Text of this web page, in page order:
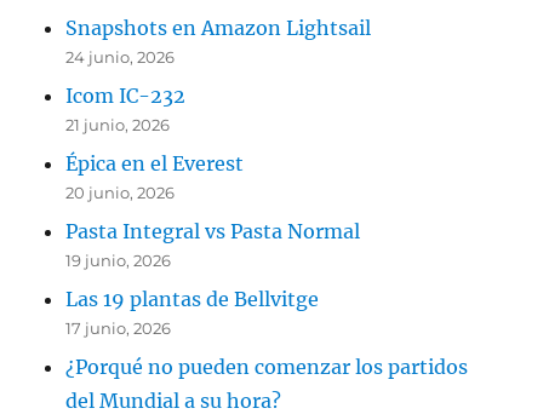
Snapshots en Amazon Lightsail
24 junio, 2026
Icom IC-232
21 junio, 2026
Épica en el Everest
20 junio, 2026
Pasta Integral vs Pasta Normal
19 junio, 2026
Las 19 plantas de Bellvitge
17 junio, 2026
¿Porqué no pueden comenzar los partidos
del Mundial a su hora?